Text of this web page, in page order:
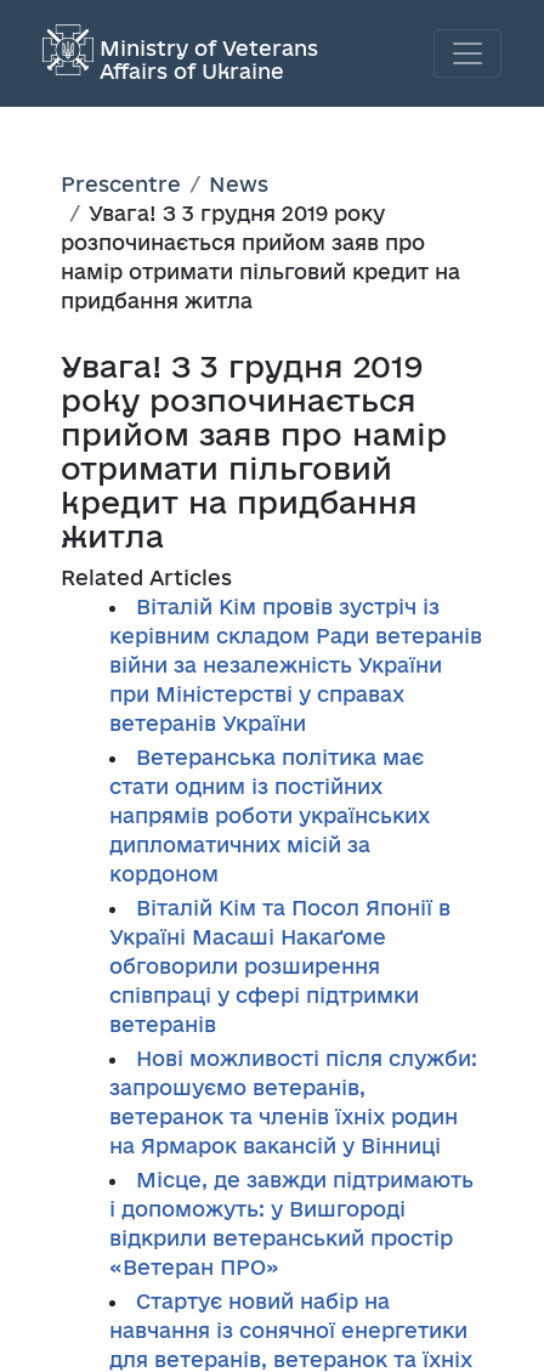
Ministry of Veterans
Affairs of Ukraine
Prescentre
News
Увага! З 3 грудня 2019 року
розпочинається прийом заяв про
намір отримати пільговий кредит на
придбання житла
Увага! З 3 грудня 2019
року розпочинається
прийом заяв про намір
отримати пільговий
кредит на придбання
житла
Related Articles
Віталій Кім провів зустріч із
керівним складом Ради ветеранів
війни за незалежність України
при Міністерстві у справах
ветеранів України
Ветеранська політика має
стати одним із постійних
напрямів роботи українських
дипломатичних місій за
кордоном
Віталій Кім та Посол Японії в
Україні Масаші Накаґоме
обговорили розширення
співпраці у сфері підтримки
ветеранів
Нові можливості після служби:
запрошуємо ветеранів,
ветеранок та членів їхніх родин
на Ярмарок вакансій у Вінниці
Місце, де завжди підтримають
і допоможуть: у Вишгороді
відкрили ветеранський простір
«Ветеран ПРО»
Стартує новий набір на
навчання із сонячної енергетики
для ветеранів, ветеранок та їхніх